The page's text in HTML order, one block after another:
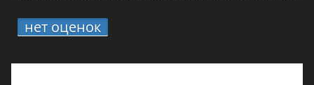
нет оценок